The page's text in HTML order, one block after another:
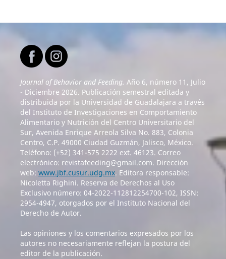
Journal of Behavior and Feeding. Año 6, número 11, Julio
- Diciembre 2026. Publicación semestral editada y
distribuida por la Universidad de Guadalajara a través
del Instituto de Investigaciones en Comportamiento
Alimentario y Nutrición del Centro Universitario del
Sur, Avenida Enrique Arreola Silva No. 883, Colonia
Centro, C.P. 49000 Ciudad Guzmán, Jalisco, México.
Teléfono: (+52) 341-575 2222 ext. 46123. Correo
electrónico: revistafeeding@gmail.com. Dirección
web: www.jbf.cusur.udg.mx. Editora responsable:
Nicoletta Righini. Reserva de Derechos al Uso
Exclusivo número: 04-2022-112812254700-102, ISSN:
2954-4947, otorgados por el Instituto Nacional del
Derecho de Autor.
Las opiniones y los comentarios expresados por los
autores no necesariamente reflejan la postura del
editor de la publicación.